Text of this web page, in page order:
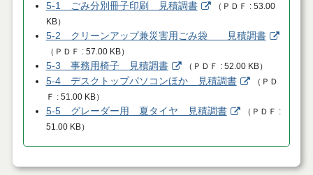
5-1 ごみ分別冊子印刷 見積調書 （ ＰＤＦ
53.00
KB）
5-2 クリーンアップ兼災害用ごみ袋 見積調書
（ ＰＤＦ 57.00 KB）
5-3 事務用椅子 見積調書 （ ＰＤＦ 52.00 KB）
5-4 デスクトップパソコンほか 見積調書 （ ＰＤ
Ｆ
51.00 KB）
5-5 グレーダー用 夏タイヤ 見積調書 （ ＰＤＦ
51.00 KB）